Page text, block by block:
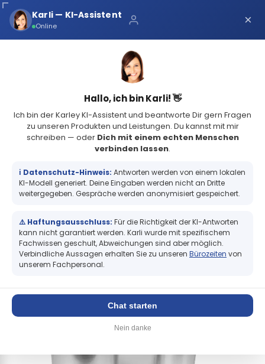
Über uns
Schnelle Lieferung
4.8(73 Bewertungen)
Matt Silberne Folie, für Primera FX400e/FX500e & DTM FX510e/
Matt Silberne Folie, für Primera
FX400e/FX500e & DTM FX510e/ FX810e,
+
×
Karli — KI-Assistent
Online ×
Hallo, ich bin Karli! 👋
Ich bin der Karley KI-Assistent und beantworte Dir gern Fragen
zu unseren Produkten und Leistungen. Du kannst mit mir
schreiben — oder Dich mit einem echten Menschen
verbinden lassen.
ℹ️ Datenschutz-Hinweis: Antworten werden von einem lokalen
KI-Modell generiert. Deine Eingaben werden nicht an Dritte
weitergegeben. Gespräche werden anonymisiert gespeichert.
⚠️ Haftungsausschluss: Für die Richtigkeit der KI-Antworten
kann nicht garantiert werden. Karli wurde mit spezifischem
Fachwissen geschult, Abweichungen sind aber möglich.
Verbindliche Aussagen erhalten Sie zu unseren Bürozeiten von
unserem Fachpersonal.
Chat starten
Nein danke